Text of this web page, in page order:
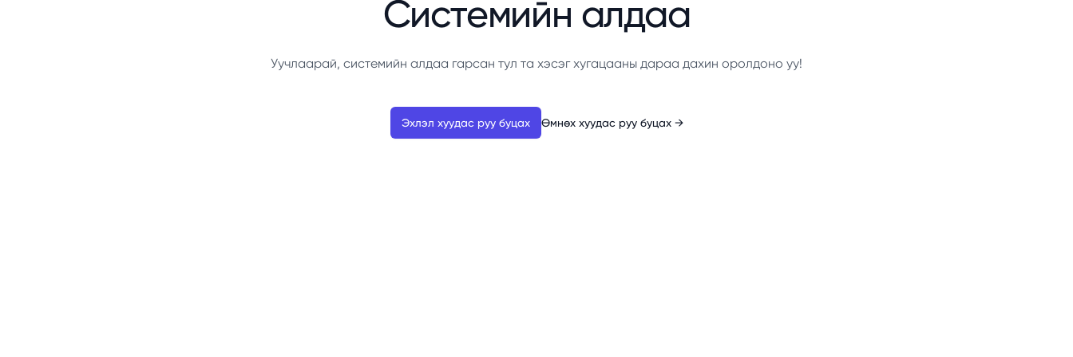
Системийн алдаа
Уучлаарай, системийн алдаа гарсан тул та хэсэг хугацааны дараа дахин оролдоно уу!
Эхлэл хуудас руу буцах Өмнөх хуудас руу буцах →